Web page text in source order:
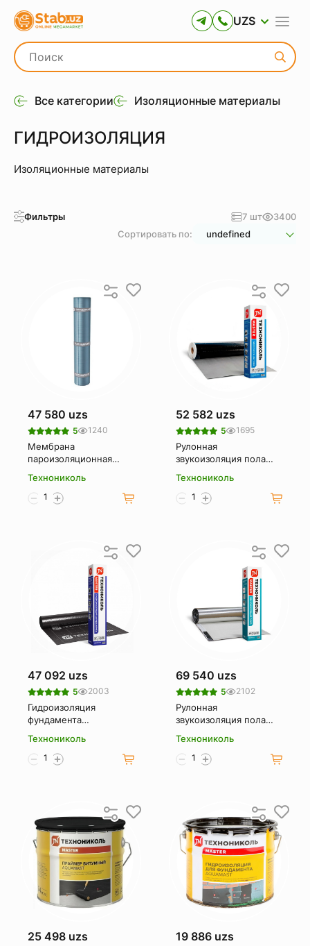
UZS
Все категории Изоляционные материалы
ГИДРОИЗОЛЯЦИЯ
Изоляционные материалы
Фильтры 7 шт
3400
Сортировать по:
undefined
47 580 uzs
5 1240
Мембрана
пароизоляционная
ТЕХНОНИКОЛЬ са 500
50х1.08 м
Технониколь
52 582 uzs
5 1695
Рулонная
звукоизоляция пола
7.5/1 м
Технониколь
47 092 uzs
5 2003
Гидроизоляция
фундамента
Технониколь
69 540 uzs
5 2102
Рулонная
звукоизоляция пола
7/1 м
Технониколь
25 498 uzs 19 886 uzs